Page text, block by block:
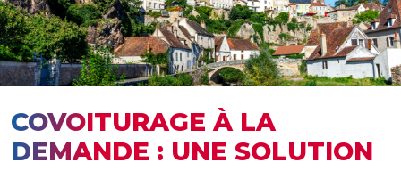
COVOITURAGE À LA
DEMANDE : UNE SOLUTION